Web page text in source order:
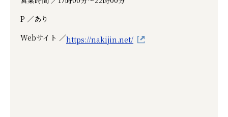
P ／あり
Webサイト ／https://nakijin.net/